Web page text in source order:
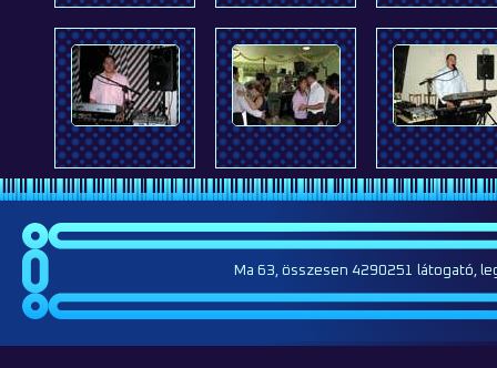
Ma 63, összesen 4290251 látogató,